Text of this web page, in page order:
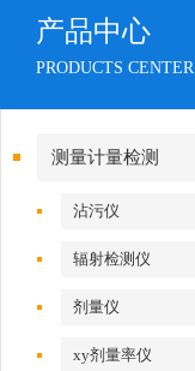
产品中心
PRODUCTS CENTER
测量计量检测
沾污仪
辐射检测仪
剂量仪
xy剂量率仪